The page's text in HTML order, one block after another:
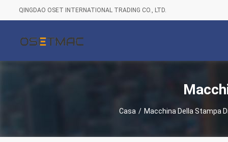
QINGDAO OSET INTERNATIONAL TRADING CO., LTD.
Casa / Macchina Della Stampa